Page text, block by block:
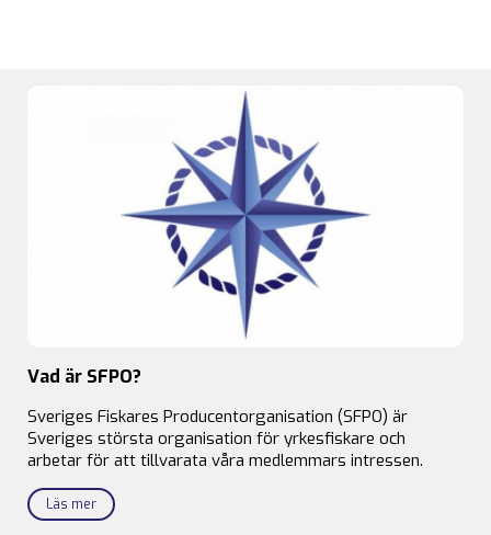
Vad är SFPO?
Sveriges Fiskares Producentorganisation (SFPO) är
Sveriges största organisation för yrkesfiskare och
arbetar för att tillvarata våra medlemmars intressen.
Läs mer